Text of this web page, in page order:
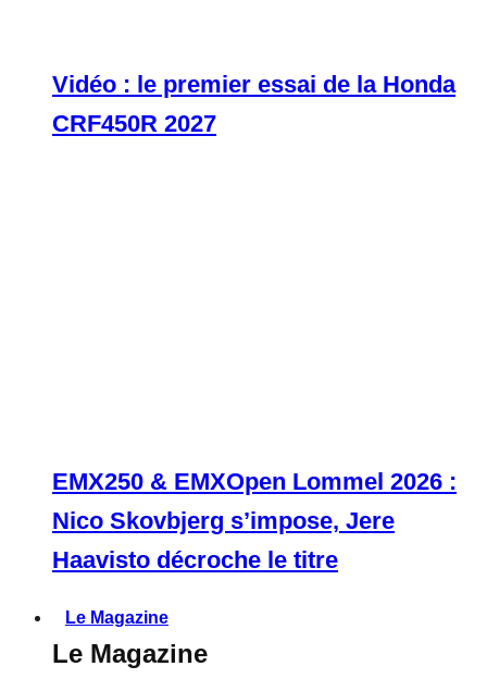
Vidéo : le premier essai de la Honda
CRF450R 2027
EMX250 & EMXOpen Lommel 2026 :
Nico Skovbjerg s’impose, Jere
Haavisto décroche le titre
Le Magazine
Le Magazine